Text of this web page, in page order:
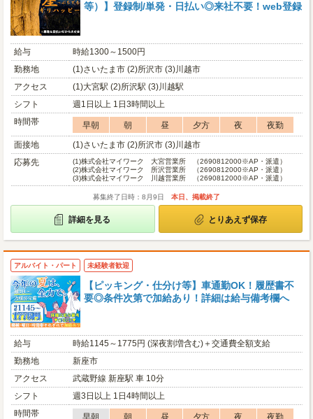
等）】登録制/単発・日払い◎来社不要！web登録
給与
時給1300～1500円
勤務地
(1)さいたま市 (2)所沢市 (3)川越市
アクセス
(1)大宮駅 (2)所沢駅 (3)川越駅
シフト
週1日以上 1日3時間以上
時間帯
早朝 朝 昼 夕方 夜
夜勤
面接地
(1)さいたま市 (2)所沢市 (3)川越市
応募先
(1)株式会社マイワーク 大宮営業所 （2690812000※AP・派遣）
(2)株式会社マイワーク 所沢営業所 （2690812000※AP・派遣）
(3)株式会社マイワーク 川越営業所 （2690812000※AP・派遣）
募集終了日時：8月9日 本日、掲載終了
詳細を見る とりあえず保存
アルバイト・パート 未経験者歓迎
【ピッキング・仕分け等】車通勤OK！履歴書不
要◎条件次第で加給あり！詳細は給与備考欄へ
給与
時給1145～1775円 (深夜割増含む)＋交通費全額支給
勤務地
新座市
アクセス
武蔵野線 新座駅 車 10分
シフト
週3日以上 1日4時間以上
時間帯
早朝 朝 昼 夕方 夜 夜勤